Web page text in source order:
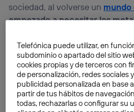
sociedad, al volverse un
empezado a necesitar los
Mundo.
La fiebre minera ya no busca
raros. Son elementos de la tabla
no prestamos atención
Ahora, los metales raros
Telefónica puede utilizar, en
subdominio o apartado del sitio
cookies propias y de terceros con
de personalización, redes sociales
publicidad personalizada en base
partir de tus hábitos de
todas, rechazarlas o configurar su